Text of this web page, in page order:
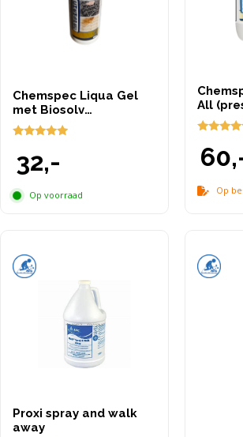
Chemspec Liqua Gel
met Biosolv
(vlekkenmiddel)
van 5
32,-
Op voorraad
All
van 5
Op
Proxi spray and walk
away